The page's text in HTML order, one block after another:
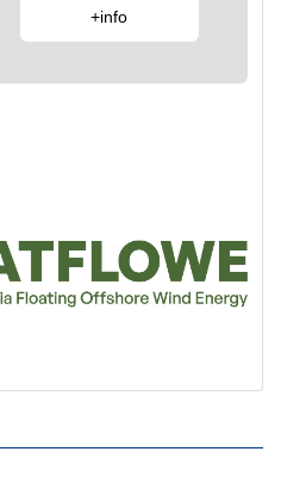
+info